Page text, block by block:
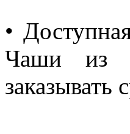
•
Чаши из
заказывать